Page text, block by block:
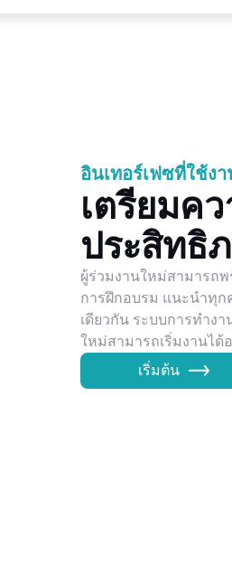
อินเทอร์เฟซที่ใช้งา
เตรียมค
ประสิทธิ
ผู้ร่วมงานใหม่สามารถ
การฝึกอบรม แนะนำทุ
เดียวกัน ระบบการทำง
ใหม่สามารถเริ่มงานได้
เริ่มต้น